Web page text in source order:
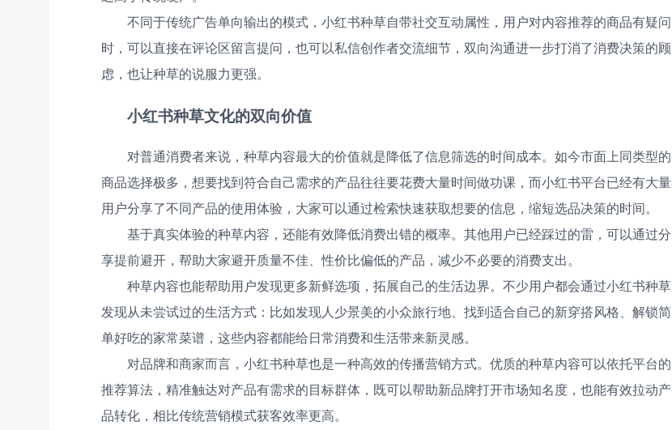
不同于传统广告单向输出的模式，小红书种草自带社交互动属性，用户对内容推荐的商品有疑问
时，可以直接在评论区留言提问，也可以私信创作者交流细节，双向沟通进一步打消了消费决策的顾
虑，也让种草的说服力更强。
小红书种草文化的双向价值
对普通消费者来说，种草内容最大的价值就是降低了信息筛选的时间成本。如今市面上同类型的
商品选择极多，想要找到符合自己需求的产品往往要花费大量时间做功课，而小红书平台已经有大量
用户分享了不同产品的使用体验，大家可以通过检索快速获取想要的信息，缩短选品决策的时间。
基于真实体验的种草内容，还能有效降低消费出错的概率。其他用户已经踩过的雷，可以通过分
享提前避开，帮助大家避开质量不佳、性价比偏低的产品，减少不必要的消费支出。
种草内容也能帮助用户发现更多新鲜选项，拓展自己的生活边界。不少用户都会通过小红书种草
发现从未尝试过的生活方式：比如发现人少景美的小众旅行地、找到适合自己的新穿搭风格、解锁简
单好吃的家常菜谱，这些内容都能给日常消费和生活带来新灵感。
对品牌和商家而言，小红书种草也是一种高效的传播营销方式。优质的种草内容可以依托平台的
推荐算法，精准触达对产品有需求的目标群体，既可以帮助新品牌打开市场知名度，也能有效拉动产
品转化，相比传统营销模式获客效率更高。